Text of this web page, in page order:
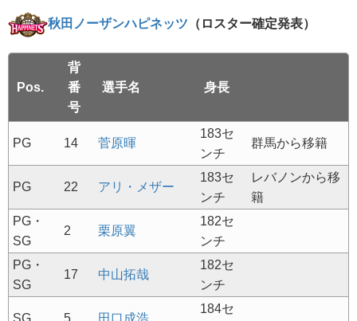
秋田ノーザンハピネッツ （ロスター確定発表）
Pos.
背
番
号
選手名 身長
PG 14 菅原暉
183セ
ンチ
群馬から移籍
PG 22 アリ・メザー
183セ
ンチ
レバノンから移
籍
PG・
SG
2 栗原翼
182セ
ンチ
PG・
SG
17 中山拓哉
182セ
ンチ
184セ